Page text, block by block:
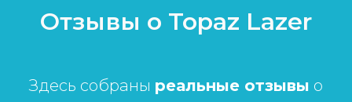
Отзывы о Topaz Lazer
Здесь собраны реальные отзывы о